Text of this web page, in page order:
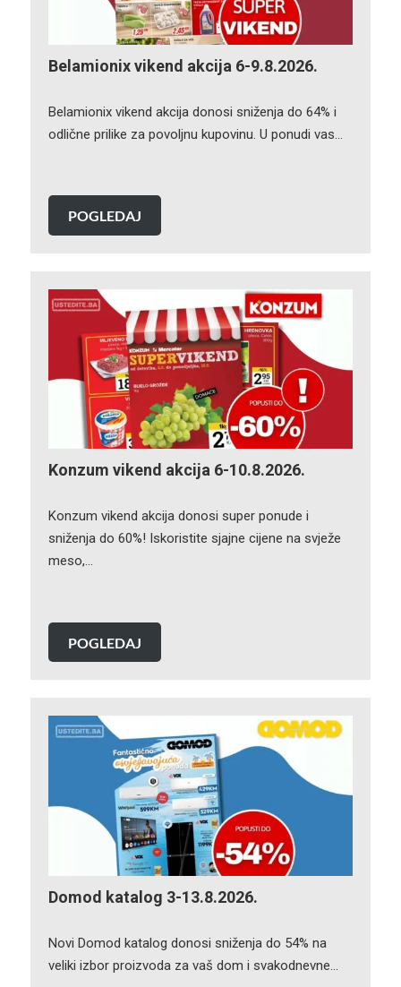
Belamionix vikend akcija 6-9.8.2026.
Belamionix vikend akcija donosi sniženja do 64% i
odlične prilike za povoljnu kupovinu. U ponudi vas…
POGLEDAJ
Konzum vikend akcija 6-10.8.2026.
Konzum vikend akcija donosi super ponude i
sniženja do 60%! Iskoristite sjajne cijene na svježe
meso,…
POGLEDAJ
Domod katalog 3-13.8.2026.
Novi Domod katalog donosi sniženja do 54% na
veliki izbor proizvoda za vaš dom i svakodnevne…